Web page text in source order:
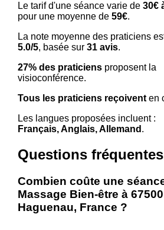
Le tarif d'une séance varie de 30€
pour une moyenne de 59€.
La note moyenne des praticiens
5.0/5, basée sur 31 avis.
27% des praticiensproposent la
visioconférence.
Tous les praticiens reçoiventen
Les langues proposées incluent :
Français, Anglais, Allemand .
Questions fréquentes
Combien coûte une
Massage Bien-être à 67500
Haguenau, France ?